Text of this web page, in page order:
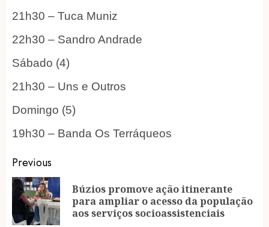
21h30 – Tuca Muniz
22h30 – Sandro Andrade
Sábado (4)
21h30 – Uns e Outros
Domingo (5)
19h30 – Banda Os Terráqueos
Post
navigation
Previous
Búzios promove ação itinerante
para ampliar o acesso da população
aos serviços socioassistenciais